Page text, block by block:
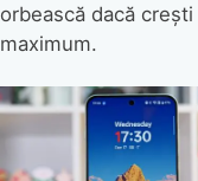
orbească dacă
maximum.